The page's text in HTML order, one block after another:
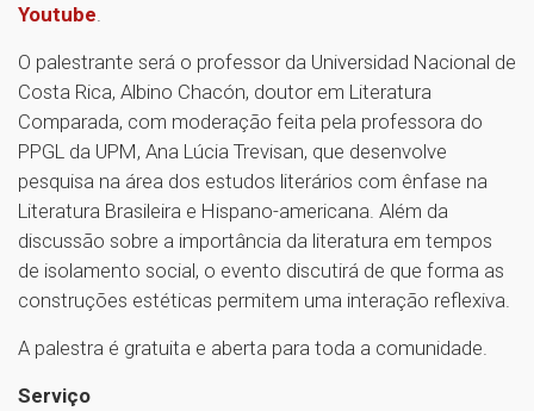
Youtube
O palestrante será o professor da Universidad Nacional de
Costa Rica, Albino Chacón, doutor em Literatura
Comparada, com moderação feita pela professora do
PPGL da UPM, Ana Lúcia Trevisan, que desenvolve
pesquisa na área dos estudos literários com ênfase na
Literatura Brasileira e Hispano-americana. Além da
discussão sobre a importância da literatura em tempos
de isolamento social, o evento discutirá de que forma as
construções estéticas permitem uma interação reflexiva.
A palestra é gratuita e aberta para toda a comunidade.
Serviço